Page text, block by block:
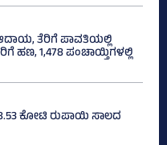
ತೆರಿಗೆ ಪಾವತಿಯಲ್ಲಿ
ಹಣ, 1,478 ಪಂಚಾಯ್ತಿಗಳಲ್ಲಿ
ಕೋಟಿ ರುಪಾಯಿ ಸಾಲದ